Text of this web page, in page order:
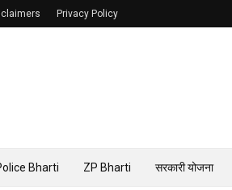
Privacy Policy
Bharti ZP Bharti सरकारी योजना